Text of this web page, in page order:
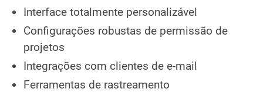
Interface totalmente personalizável
Configurações robustas de permissão de
projetos
Integrações com clientes de e-mail
Ferramentas de rastreamento